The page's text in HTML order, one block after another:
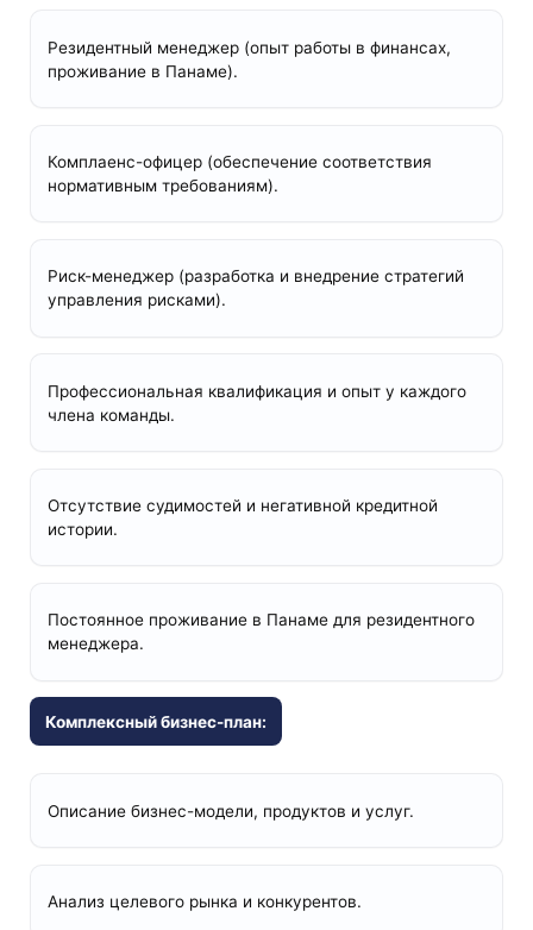
Резидентный менеджер (опыт работы в финансах,
проживание в Панаме).
Комплаенс-офицер (обеспечение соответствия
нормативным требованиям).
Риск-менеджер (разработка и внедрение стратегий
управления рисками).
Профессиональная квалификация и опыт у каждого
члена команды.
Отсутствие судимостей и негативной кредитной
истории.
Постоянное проживание в Панаме для резидентного
менеджера.
Комплексный бизнес-план:
Описание бизнес-модели, продуктов и услуг.
Анализ целевого рынка и конкурентов.